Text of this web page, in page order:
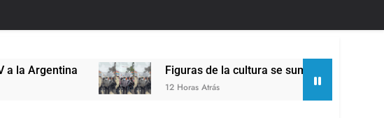
Figuras de la cultura se sumaron a la marcha frente al
12 Horas Atrás